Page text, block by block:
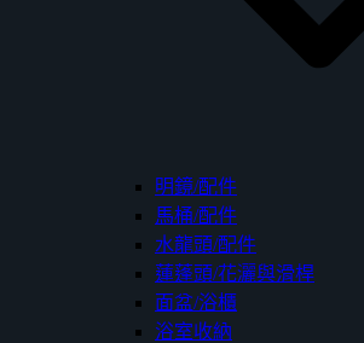
明鏡/配件
馬桶/配件
水龍頭/配件
蓮蓬頭/花灑與滑桿
面盆/浴櫃
浴室收納